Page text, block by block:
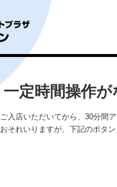
一定時間操作
ご入店いただいてから、30分間
おそれいりますが、下記のボタ